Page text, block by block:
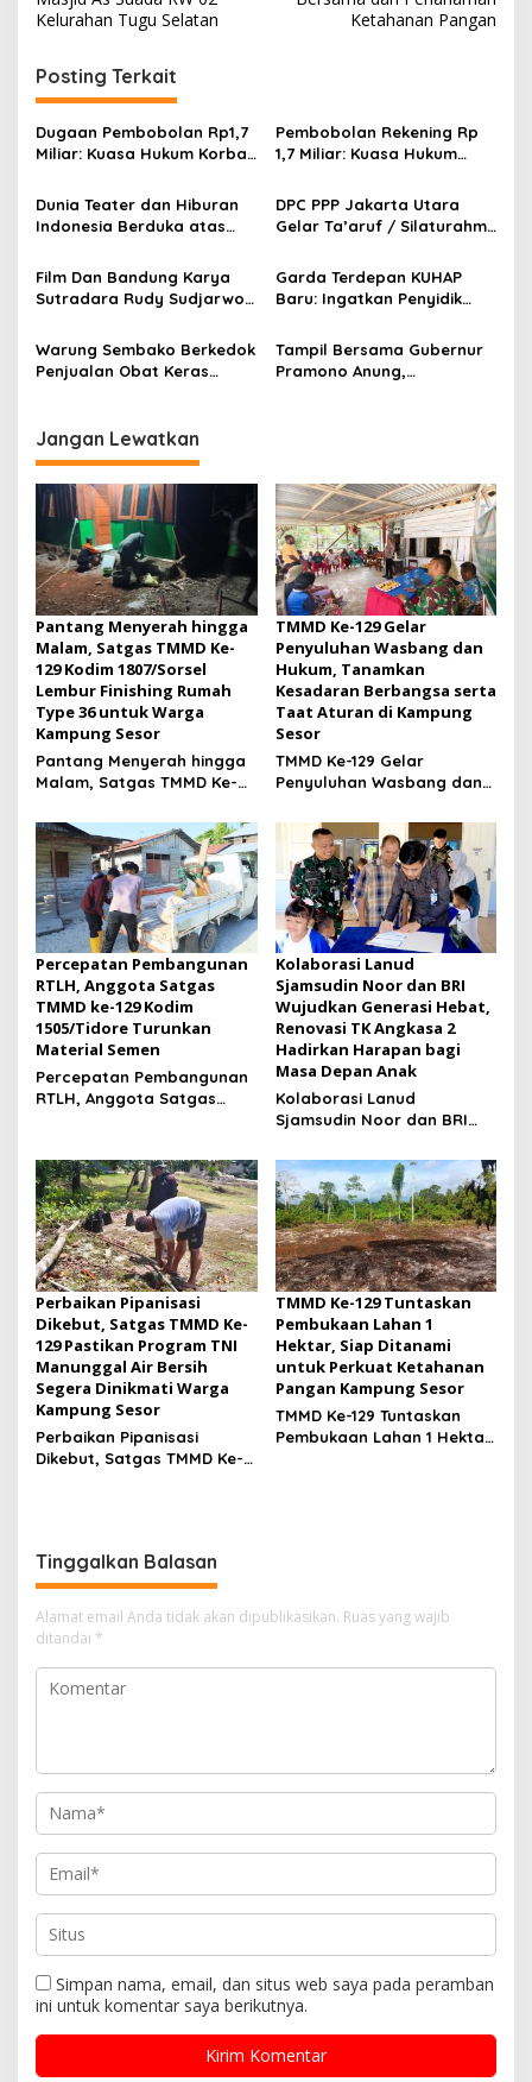
i
g
a
s
i
p
o
s
Kelurahan Tugu Selatan
Ketahanan Pangan
Posting Terkait
Dugaan Pembobolan Rp1,7
Miliar: Kuasa Hukum Korban
Keterlibatan Internal Bank
Aladin Syariah
Pembobolan Rekening Rp
1,7 Miliar: Kuasa Hukum
Pihak Internal Bank Aladin
Syariah
Dunia Teater dan Hiburan
Indonesia Berduka atas
Diding Boneng
DPC PPP Jakarta Utara
Gelar Ta’aruf / Silaturahmi
Pengurus Baru, Fokus
Konsolidasi Jelang
Musancab 13 September
Film Dan Bandung Karya
Sutradara Rudy Sudjarwo:
Secara Luas Mulai 20
Agustus 2026
Garda Terdepan KUHAP
Baru: Ingatkan Penyidik
Bersalah
Warung Sembako Berkedok
Penjualan Obat Keras
Tampil Bersama Gubernur
Pramono Anung,
Jangan Lewatkan
Pantang Menyerah hingga
Malam, Satgas TMMD Ke-
129 Kodim 1807/Sorsel
Lembur Finishing Rumah
Type 36 untuk Warga
Kampung Sesor
Pantang Menyerah hingga
Malam, Satgas TMMD Ke-
Lembur Finishing Rumah
Type 36 untuk Warga
Kampung Sesor
TMMD Ke-129 Gelar
Penyuluhan Wasbang dan
Hukum, Tanamkan
Kesadaran Berbangsa serta
Taat Aturan di Kampung
Sesor
TMMD Ke-129 Gelar
Penyuluhan Wasbang dan
Kesadaran Berbangsa
serta Taat Aturan di
Kampung Sesor
Percepatan Pembangunan
RTLH, Anggota Satgas
TMMD ke-129 Kodim
1505/Tidore Turunkan
Material Semen
Percepatan Pembangunan
RTLH, Anggota Satgas
Material Semen
Kolaborasi Lanud
Sjamsudin Noor dan BRI
Wujudkan Generasi Hebat,
Renovasi TK Angkasa 2
Hadirkan Harapan bagi
Masa Depan Anak
Kolaborasi Lanud
Sjamsudin Noor dan BRI
Renovasi TK Angkasa 2
Hadirkan Harapan bagi
Masa Depan Anak
Perbaikan Pipanisasi
Dikebut, Satgas TMMD Ke-
129 Pastikan Program TNI
Manunggal Air Bersih
Segera Dinikmati Warga
Kampung Sesor
Perbaikan Pipanisasi
Dikebut, Satgas TMMD Ke-
TMMD Ke-129 Tuntaskan
Pembukaan Lahan 1
Hektar, Siap Ditanami
untuk Perkuat Ketahanan
Pangan Kampung Sesor
TMMD Ke-129 Tuntaskan
Pembukaan Lahan 1 Hektar,
Tinggalkan Balasan
Alamat email Anda tidak akan dipublikasikan. Ruas yang wajib
ditandai *
Simpan nama, email, dan situs web saya pada peramban
ini untuk komentar saya berikutnya.